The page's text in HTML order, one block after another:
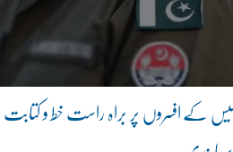
کے افسروں پر براہ راست خط و کتابت